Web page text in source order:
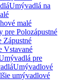
Umývadlá na
malé
pre Polozápustné
Zápustné
Vstavané
pre
Umývadlové
umývadlové